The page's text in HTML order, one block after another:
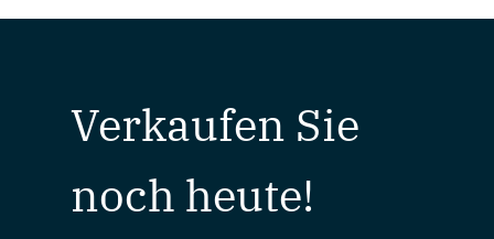
Verkaufen Sie
noch heute!